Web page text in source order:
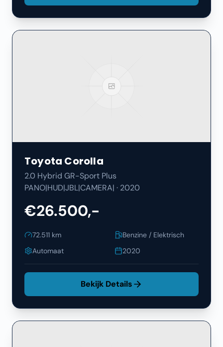
Toyota Corolla
2.0 Hybrid GR-Sport Plus
PANO|HUD|JBL|CAMERA| · 2020
€26.500,-
72.511 km
Benzine / Elektrisch
Automaat
2020
Bekijk Details
Filters